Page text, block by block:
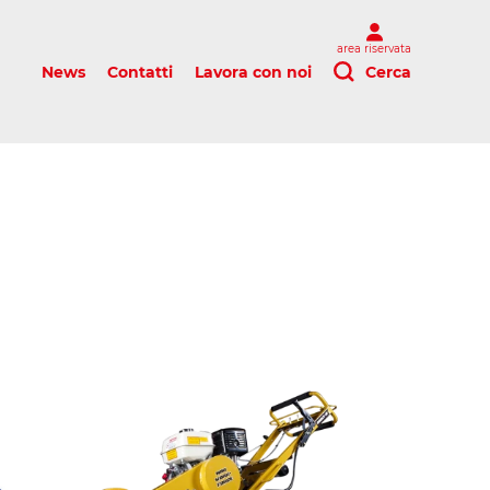
News Contatti Lavora con noi Cerca
area riservata